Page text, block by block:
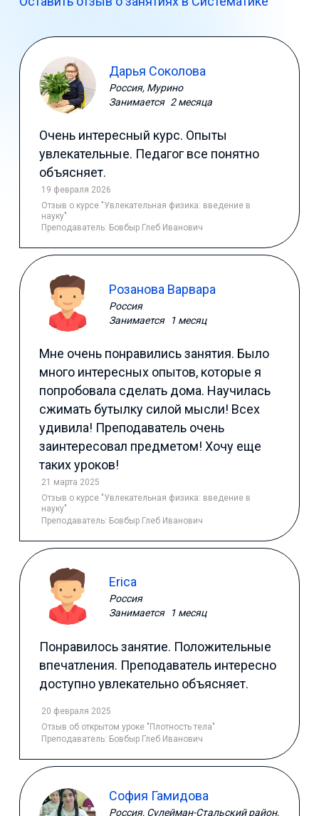
Дарья Соколова
Россия, Мурино
Занимается 2 месяца
Очень интересный курс. Опыты
увлекательные. Педагог все понятно
объясняет.
19 февраля 2026
Отзыв о курсе "Увлекательная физика: введение в
науку"
Преподаватель: Бовбыр Глеб Иванович
Розанова Варвара
Россия
Занимается
1 месяц
Мне очень понравились занятия. Было
много интересных опытов, которые я
попробовала сделать дома. Научилась
сжимать бутылку силой мысли! Всех
удивила! Преподаватель очень
заинтересовал предметом! Хочу еще
таких уроков!
21 марта 2025
Отзыв о курсе "Увлекательная физика: введение в
науку"
Преподаватель: Бовбыр Глеб Иванович
Erica
Россия
Занимается
1 месяц
Понравилось занятие. Положительные
впечатления. Преподаватель интересно
доступно увлекательно объясняет.
20 февраля 2025
Отзыв об открытом уроке "Плотность тела"
Преподаватель: Бовбыр Глеб Иванович
София Гамидова
Россия, Сулейман-Стальский район,